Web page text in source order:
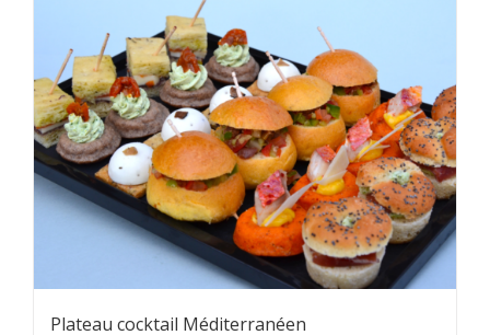
Plateau cocktail Méditerranéen